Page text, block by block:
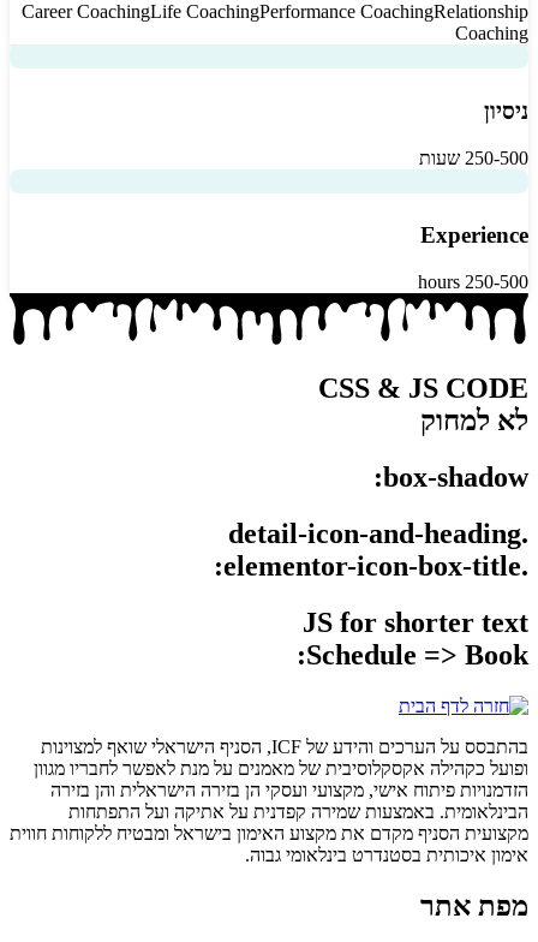
Career CoachingLife CoachingPerformance CoachingRelationship
Coaching
ניסיון
250-500 שעות
Experience
250-500 hours
CSS & JS CODE
לא למחוק
box-shadow:
.detail-icon-and-heading
.elementor-icon-box-title:
JS for shorter text
Schedule => Book:
בהתבסס על הערכים והידע של ICF, הסניף הישראלי שואף למצוינות
ופועל כקהילה אקסקלוסיבית של מאמנים על מנת לאפשר לחבריו מגוון
הזדמנויות פיתוח אישי, מקצועי ועסקי הן בזירה הישראלית והן בזירה
הבינלאומית. באמצעות שמירה קפדנית על אתיקה ועל התפתחות
מקצועית הסניף מקדם את מקצוע האימון בישראל ומבטיח ללקוחות חווית
אימון איכותית בסטנדרט בינלאומי גבוה.
מפת אתר